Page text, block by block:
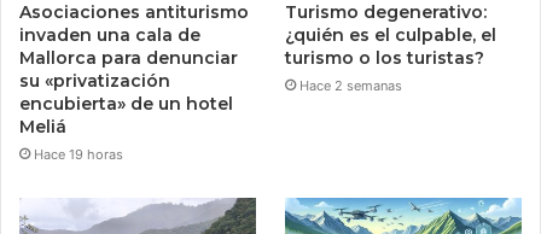
Asociaciones antiturismo
invaden una cala de
Mallorca para denunciar
su «privatización
encubierta» de un hotel
Meliá
Hace 19 horas
Turismo degenerativo:
¿quién es el culpable, el
turismo o los turistas?
Hace 2 semanas